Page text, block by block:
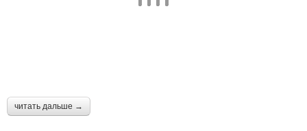
читать дальше →